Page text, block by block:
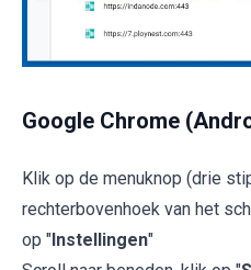
Google Chrome
Klik op de menuknop (drie
rechterbovenhoek van het
op "Instellingen"